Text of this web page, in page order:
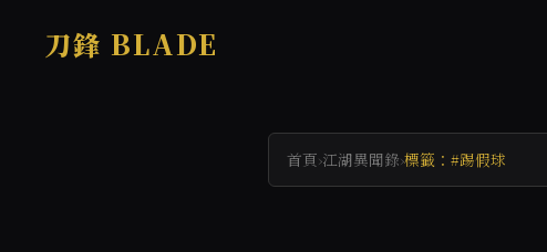
刀鋒 BLADE
首頁›江湖異聞錄›標籤：#踢假球